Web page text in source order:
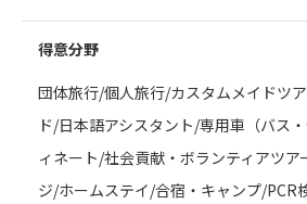
得意分野
団体旅行/個人旅行/カスタムメイドツ
ド/日本語アシスタント/専用車（バス
ィネート/社会貢献・ボランティアツ
ジ/ホームステイ/合宿・キャンプ/PCR